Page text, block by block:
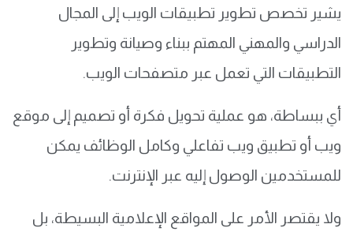
يشير تخصص تطوير تطبيقات الويب إلى المجال
الدراسي والمهني المهتم ببناء وصيانة وتطوير
التطبيقات التي تعمل عبر متصفحات الويب.
أي ببساطة، هو عملية تحويل فكرة أو تصميم إلى موقع
ويب أو تطبيق ويب تفاعلي وكامل الوظائف يمكن
للمستخدمين الوصول إليه عبر الإنترنت.
ولا يقتصر الأمر على المواقع الإعلامية البسيطة، بل